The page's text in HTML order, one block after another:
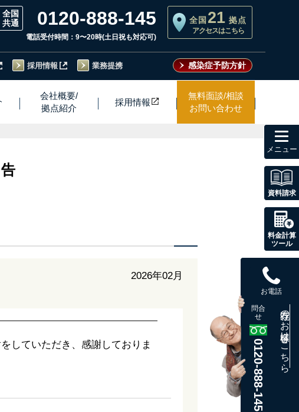
0120-888-145
電話受付時間：9〜20時(土日祝も対応可)
全国 21 拠点
アクセスはこちら
採用情報 業務提携 感染症予防方針
会社概要/
拠点紹介
採用情報
無料面談/相談
お問い合わせ
2026年02月
していただき、感謝しておりま
資料請求
料金計算
ツール
お電話
問合
せ
0120-888-145
既存のお客様はこちら